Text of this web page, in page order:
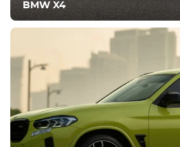
BMW X4